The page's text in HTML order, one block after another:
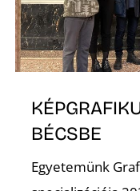
BÉCSBE
Egyetemünk